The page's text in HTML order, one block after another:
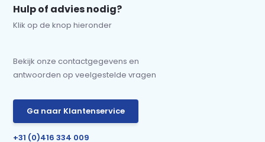
Hulp of advies nodig?
Klik op de knop hieronder
Bekijk onze contactgegevens en
antwoorden op veelgestelde vragen
Ga naar Klantenservice
+31 (0)416 334 009